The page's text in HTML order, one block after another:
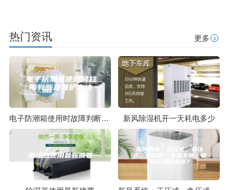
热门资讯 更多
电子防潮箱使用时故障判断及维护方法 新风除湿机开一天耗电多少